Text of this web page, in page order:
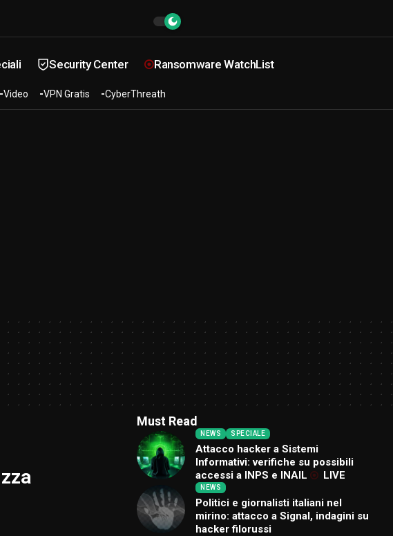
Security Center Ransomware WatchList
Video VPN Gratis CyberThreath
Must Read
NEWS SPECIALE
Attacco hacker a Sistemi
Informativi: verifiche su possibili
accessi a INPS e INAIL
LIVE
NEWS
Politici e giornalisti italiani nel
mirino: attacco a Signal, indagini su
hacker filorussi